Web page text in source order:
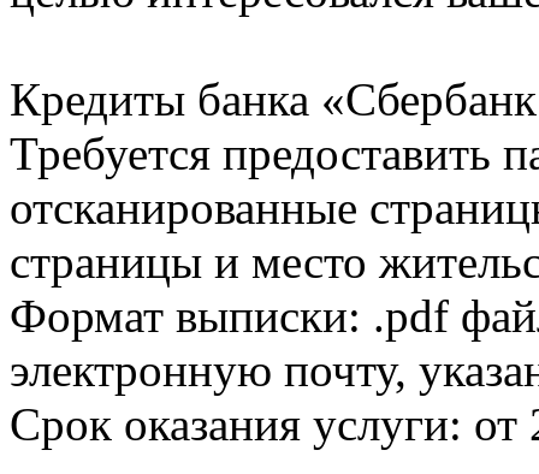
Кредиты банка
Требуется предоставить
отсканированные
страницы и место
Формат выписки: .pdf
электронную почту,
Срок оказания услуги: от